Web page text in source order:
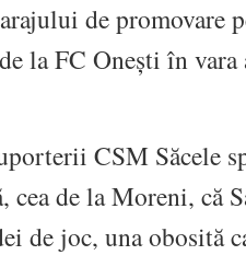
de promovare
la FC Onești în
CSM Săcele
cea de la Moreni, că
de joc, una obosită